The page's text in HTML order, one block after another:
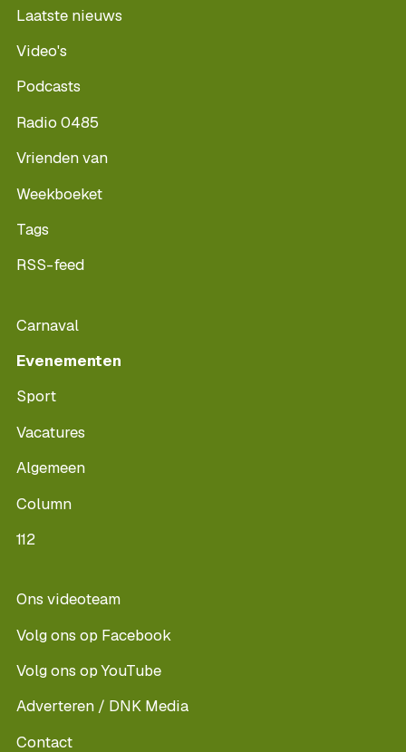
Laatste nieuws
Video's
Podcasts
Radio 0485
Vrienden van
Weekboeket
Tags
RSS-feed
Carnaval
Evenementen
Sport
Vacatures
Algemeen
Column
112
Ons videoteam
Volg ons op Facebook
Volg ons op YouTube
Adverteren / DNK Media
Contact